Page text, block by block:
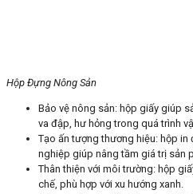
Hộp Đựng Nông Sản
Bảo vệ nông sản: hộp giấy giúp
va đập, hư hỏng trong quá trình
Tạo ấn tượng thương hiệu: hộp in
nghiệp giúp nâng tầm giá trị sản
Thân thiện với môi trường: hộp
chế, phù hợp với xu hướng xanh.